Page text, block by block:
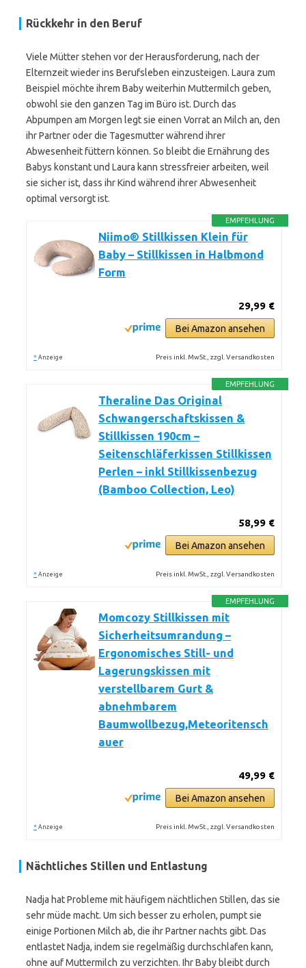
Rückkehr in den Beruf
Viele Mütter stehen vor der Herausforderung, nach der
Elternzeit wieder ins Berufsleben einzusteigen. Laura zum
Beispiel möchte ihrem Baby weiterhin Muttermilch geben,
obwohl sie den ganzen Tag im Büro ist. Durch das
Abpumpen am Morgen legt sie einen Vorrat an Milch an, den
ihr Partner oder die Tagesmutter während ihrer
Abwesenheit füttern können. So bleibt die Ernährung des
Babys konstant und Laura kann stressfreier arbeiten, weil
sie sicher ist, dass ihr Kind während ihrer Abwesenheit
optimal versorgt ist.
EMPFEHLUNG
Niimo® Stillkissen Klein für
Baby – Stillkissen in Halbmond
Form
29,99 €
Bei Amazon ansehen
* Anzeige Preis inkl. MwSt., zzgl. Versandkosten
EMPFEHLUNG
Theraline Das Original
Schwangerschaftskissen &
Stillkissen 190cm –
Seitenschläferkissen Stillkissen
Perlen – inkl Stillkissenbezug
(Bamboo Collection, Leo)
58,99 €
Bei Amazon ansehen
* Anzeige Preis inkl. MwSt., zzgl. Versandkosten
EMPFEHLUNG
Momcozy Stillkissen mit
Sicherheitsumrandung –
Ergonomisches Still- und
Lagerungskissen mit
verstellbarem Gurt &
abnehmbarem
Baumwollbezug,Meteoritensch
auer
49,99 €
Bei Amazon ansehen
* Anzeige Preis inkl. MwSt., zzgl. Versandkosten
Nächtliches Stillen und Entlastung
Nadja hat Probleme mit häufigem nächtlichen Stillen, das sie
sehr müde macht. Um sich besser zu erholen, pumpt sie
einige Portionen Milch ab, die ihr Partner nachts gibt. Das
entlastet Nadja, indem sie regelmäßig durchschlafen kann,
ohne auf Muttermilch zu verzichten. Ihr Baby bleibt durch